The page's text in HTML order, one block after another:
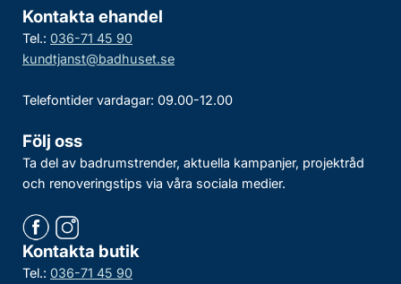
Kontakta ehandel
Tel.: 036-71 45 90
kundtjanst@badhuset.se
Telefontider vardagar: 09.00-12.00
Följ oss
Ta del av badrumstrender, aktuella kampanjer, projektråd
och renoveringstips via våra sociala medier.
Kontakta butik
Tel.: 036-71 45 90